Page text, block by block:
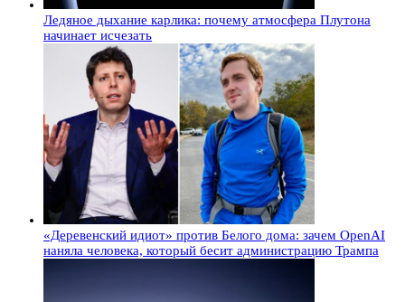
Ледяное дыхание карлика: почему атмосфера Плутона
начинает исчезать
«Деревенский идиот» против Белого дома: зачем OpenAI
наняла человека, который бесит администрацию Трампа